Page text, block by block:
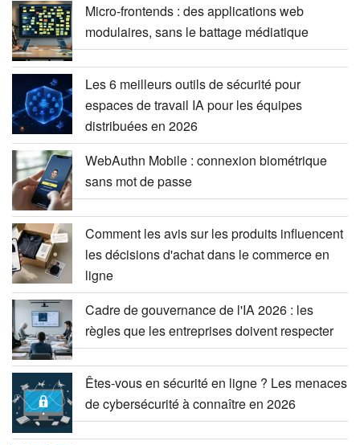
Micro-frontends : des applications web
modulaires, sans le battage médiatique
Les 6 meilleurs outils de sécurité pour
espaces de travail IA pour les équipes
distribuées en 2026
WebAuthn Mobile : connexion biométrique
sans mot de passe
Comment les avis sur les produits influencent
les décisions d'achat dans le commerce en
ligne
Cadre de gouvernance de l'IA 2026 : les
règles que les entreprises doivent respecter
Êtes-vous en sécurité en ligne ? Les menaces
de cybersécurité à connaître en 2026